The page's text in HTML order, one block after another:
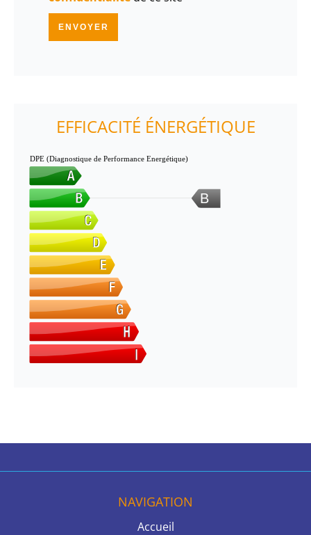
ENVOYER
EFFICACITÉ ÉNERGÉTIQUE
B
DPE (Diagnostique de Performance Energétique)
NAVIGATION
Accueil